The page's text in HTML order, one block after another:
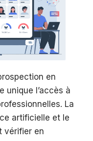
en
unique l’accès à
La
artificielle et le
vérifier en